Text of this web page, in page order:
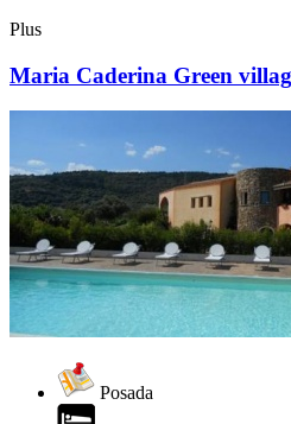
Plus
Maria Caderina Green
Posada